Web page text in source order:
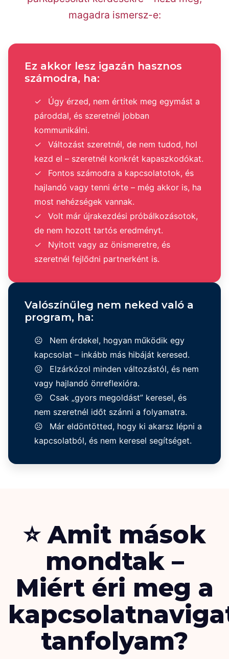
magadra ismersz-e:
Ez akkor lesz igazán hasznos
számodra, ha:
Úgy érzed, nem értitek meg egymást a
pároddal, és szeretnél jobban
kommunikálni.
Változást szeretnél, de nem tudod, hol
kezd el – szeretnél konkrét kapaszkodókat.
Fontos számodra a kapcsolatotok, és
hajlandó vagy tenni érte – még akkor is, ha
most nehézségek vannak.
Volt már újrakezdési próbálkozásotok,
de nem hozott tartós eredményt.
Nyitott vagy az önismeretre, és
szeretnél fejlődni partnerként is.
Valószínűleg nem neked való a
program, ha:
Nem érdekel, hogyan működik egy
kapcsolat – inkább más hibáját keresed.
Elzárkózol minden változástól, és nem
vagy hajlandó önreflexióra.
Csak „gyors megoldást” keresel, és
nem szeretnél időt szánni a folyamatra.
Már eldöntötted, hogy ki akarsz lépni a
kapcsolatból, és nem keresel segítséget.
⭐ Amit mások
mondtak –
Miért éri meg a
tanfolyam?